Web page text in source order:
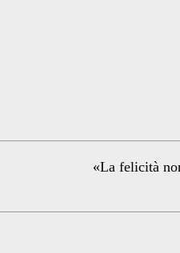
«La felicità